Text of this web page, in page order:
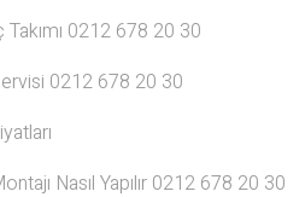
0212 678 20 30
0212 678 20 30
Nasıl Yapılır 0212 678 20 30